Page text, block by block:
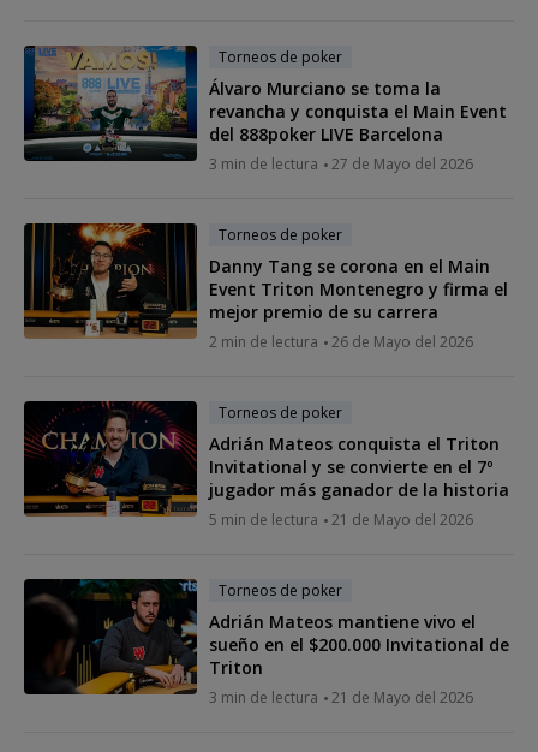
Torneos de poker
Álvaro Murciano se toma la
revancha y conquista el Main Event
del 888poker LIVE Barcelona
3 min de lectura 27 de Mayo del 2026
Torneos de poker
Danny Tang se corona en el Main
Event Triton Montenegro y firma el
mejor premio de su carrera
2 min de lectura 26 de Mayo del 2026
Torneos de poker
Adrián Mateos conquista el Triton
Invitational y se convierte en el 7º
jugador más ganador de la historia
5 min de lectura 21 de Mayo del 2026
Torneos de poker
Adrián Mateos mantiene vivo el
sueño en el $200.000 Invitational de
Triton
3 min de lectura 21 de Mayo del 2026